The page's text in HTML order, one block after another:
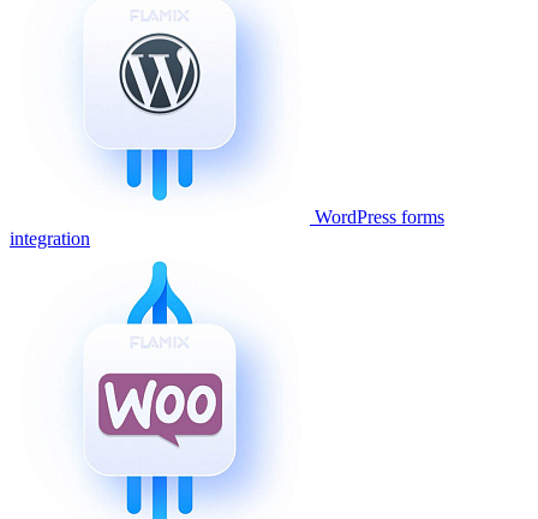
WordPress forms
integration